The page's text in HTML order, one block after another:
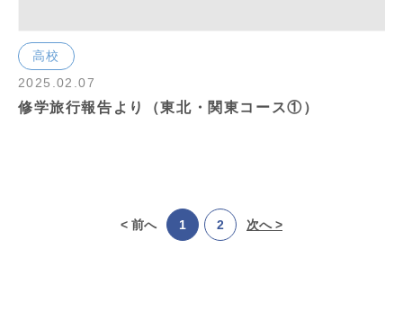
高校
2025.02.07
修学旅行報告より（東北・関東コース①）
< 前へ 1 2 次へ >